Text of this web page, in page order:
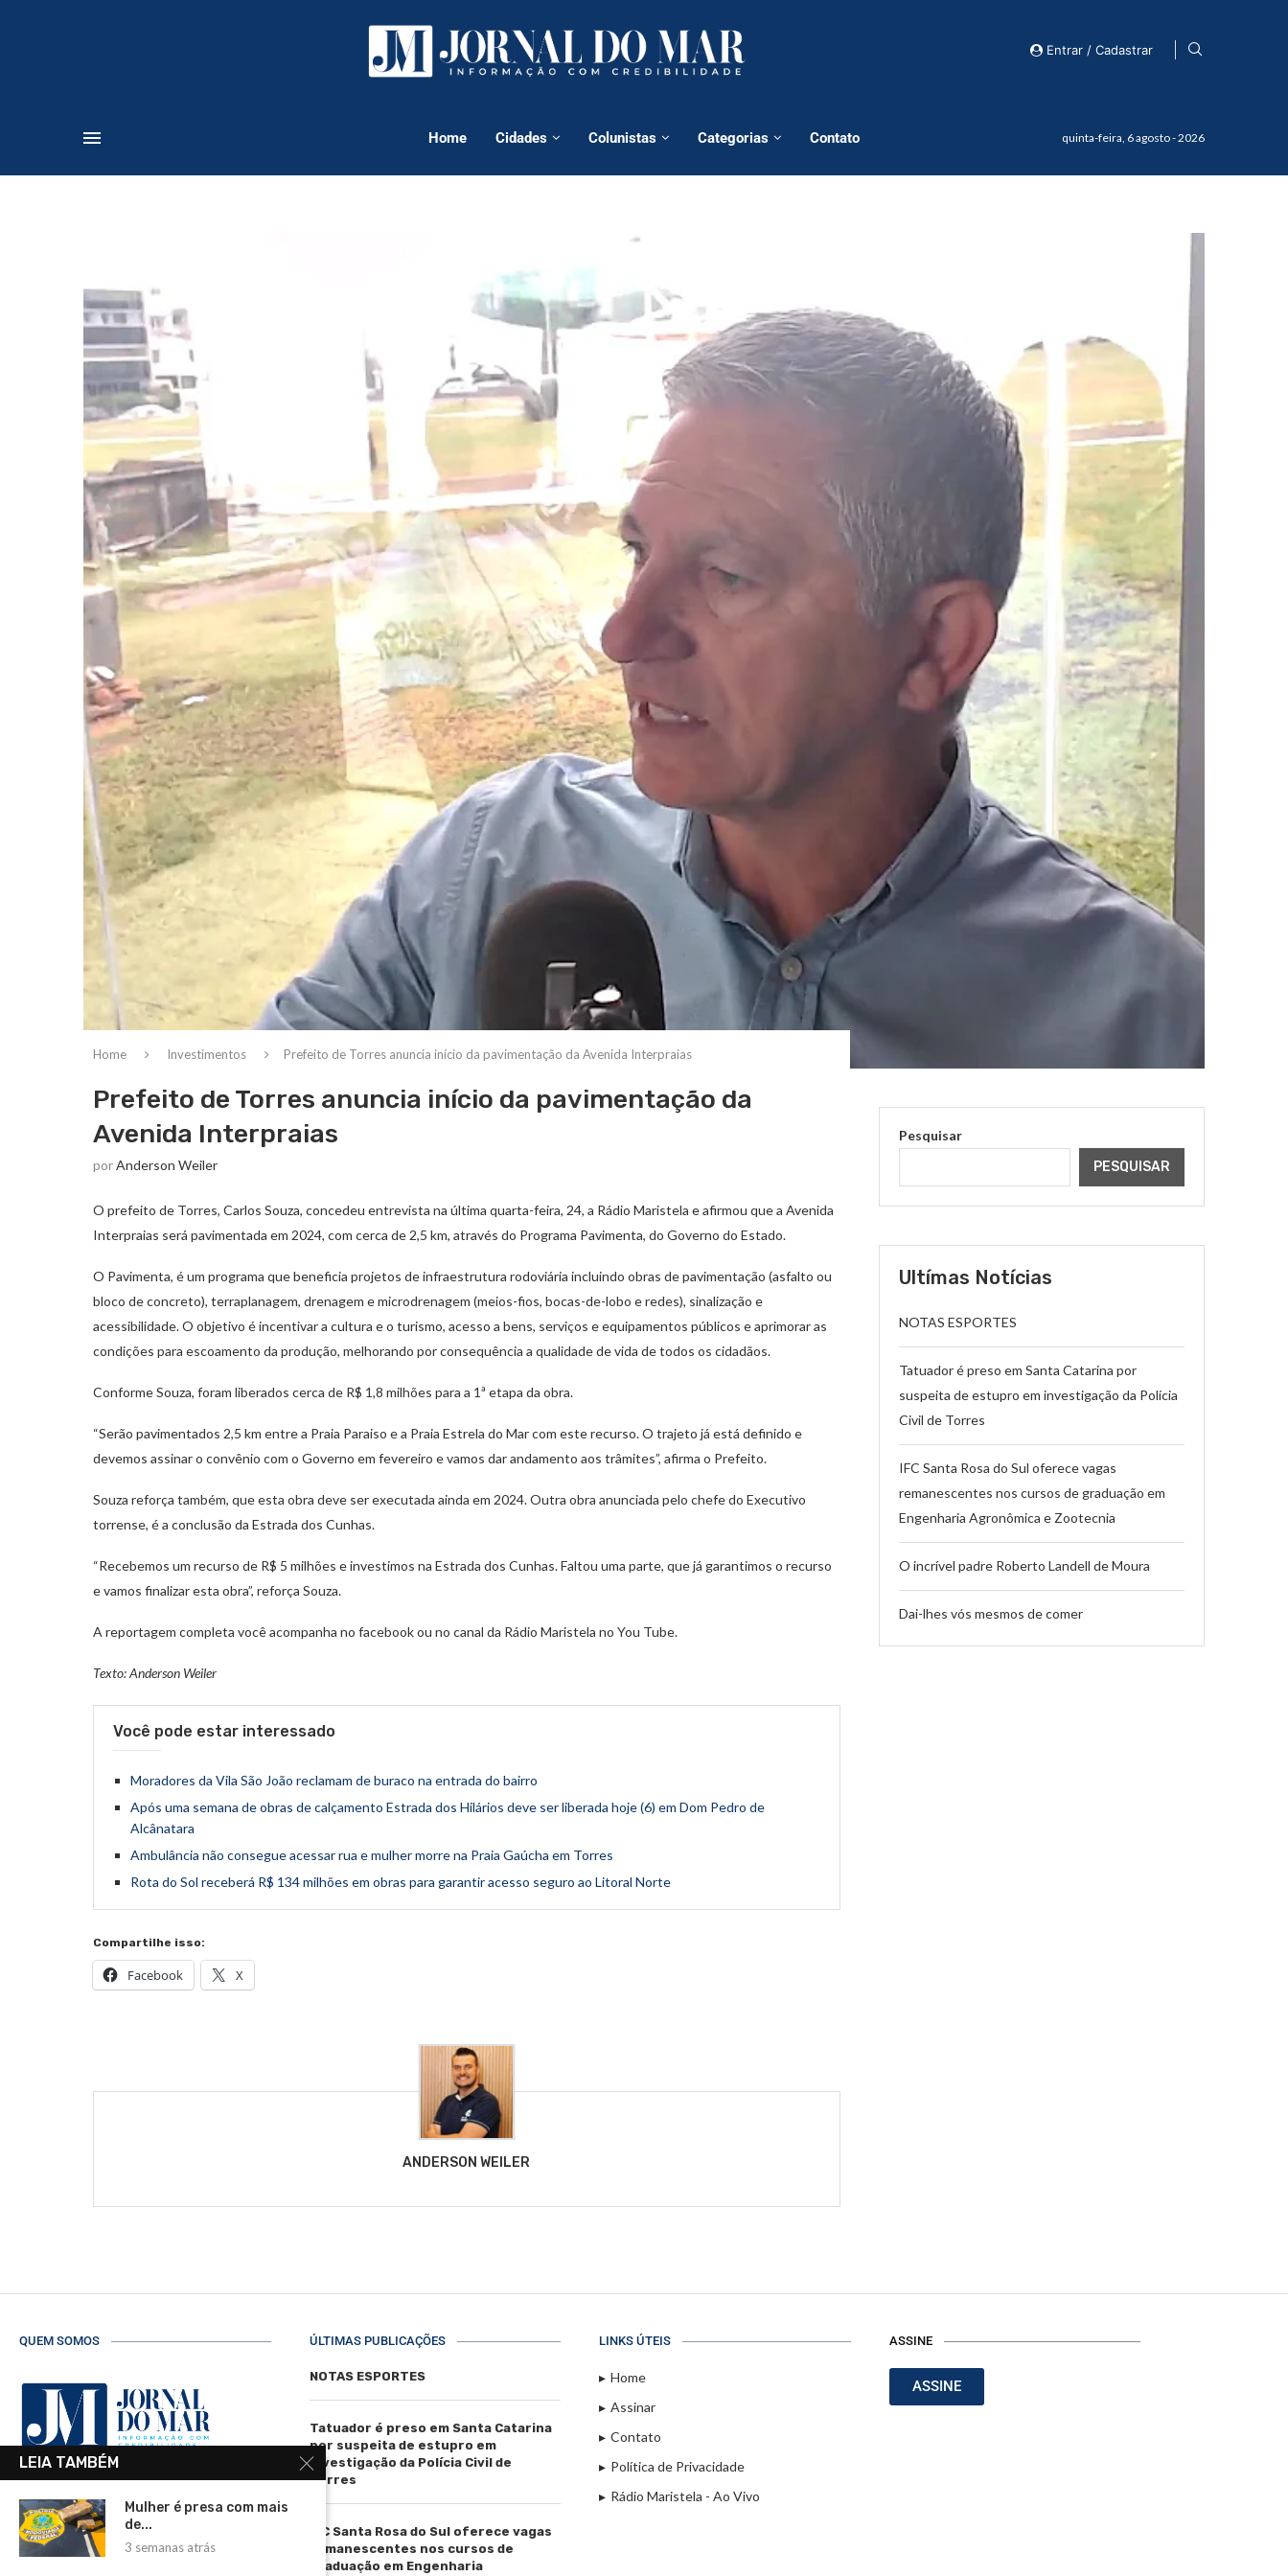
Entrar / Cadastrar
Home Cidades Colunistas Categorias Contato quinta-feira, 6 agosto - 2026
Home Investimentos Prefeito de Torres anuncia início da pavimentação da Avenida Interpraias
Prefeito de Torres anuncia início da pavimentação da
Avenida Interpraias
porAnderson Weiler
O prefeito de Torres, Carlos Souza, concedeu entrevista na última quarta-feira, 24, a Rádio Maristela e afirmou que a Avenida
Interpraias será pavimentada em 2024, com cerca de 2,5 km, através do Programa Pavimenta, do Governo do Estado.
O Pavimenta, é um programa que beneficia projetos de infraestrutura rodoviária incluindo obras de pavimentação (asfalto ou
bloco de concreto), terraplanagem, drenagem e microdrenagem (meios-fios, bocas-de-lobo e redes), sinalização e
acessibilidade. O objetivo é incentivar a cultura e o turismo, acesso a bens, serviços e equipamentos públicos e aprimorar as
condições para escoamento da produção, melhorando por consequência a qualidade de vida de todos os cidadãos.
Conforme Souza, foram liberados cerca de R$ 1,8 milhões para a 1ª etapa da obra.
“Serão pavimentados 2,5 km entre a Praia Paraiso e a Praia Estrela do Mar com este recurso. O trajeto já está definido e
devemos assinar o convênio com o Governo em fevereiro e vamos dar andamento aos trâmites”, afirma o Prefeito.
Souza reforça também, que esta obra deve ser executada ainda em 2024. Outra obra anunciada pelo chefe do Executivo
torrense, é a conclusão da Estrada dos Cunhas.
“Recebemos um recurso de R$ 5 milhões e investimos na Estrada dos Cunhas. Faltou uma parte, que já garantimos o recurso
e vamos finalizar esta obra”, reforça Souza.
A reportagem completa você acompanha no facebook ou no canal da Rádio Maristela no You Tube.
Texto: Anderson Weiler
Você pode estar interessado
Moradores da Vila São João reclamam de buraco na entrada do bairro
Após uma semana de obras de calçamento Estrada dos Hilários deve ser liberada hoje (6) em Dom Pedro de
Alcânatara
Ambulância não consegue acessar rua e mulher morre na Praia Gaúcha em Torres
Rota do Sol receberá R$ 134 milhões em obras para garantir acesso seguro ao Litoral Norte
Compartilhe isso:
Facebook X
ANDERSON WEILER
Pesquisar
PESQUISAR
Ultímas Notícias
NOTAS ESPORTES
Tatuador é preso em Santa Catarina por
suspeita de estupro em investigação da Polícia
Civil de Torres
IFC Santa Rosa do Sul oferece vagas
remanescentes nos cursos de graduação em
Engenharia Agronômica e Zootecnia
O incrível padre Roberto Landell de Moura
Dai-lhes vós mesmos de comer
QUEM SOMOS
Centro, Torres - RS, 95560-000
Telefone: (51) 3664-4188
ÚLTIMAS PUBLICAÇÕES
NOTAS ESPORTES
Tatuador é preso em Santa Catarina
por suspeita de estupro em
investigação da Polícia Civil de
Torres
IFC Santa Rosa do Sul oferece vagas
remanescentes nos cursos de
graduação em Engenharia
LINKS ÚTEIS
Home
Assinar
Contato
Política de Privacidade
Rádio Maristela - Ao Vivo
ASSINE
ASSINE
LEIA TAMBÉM
Mulher é presa com mais
de...
3 semanas atrás